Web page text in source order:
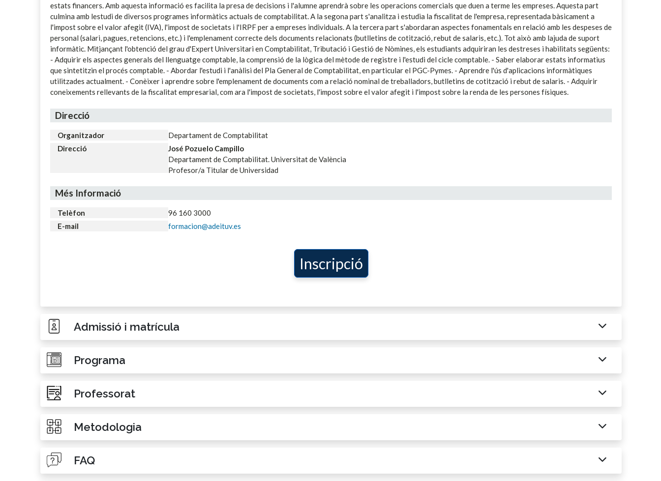
estats financers. Amb aquesta informació es facilita la presa de decisions i l'alumne aprendrà sobre les operacions comercials que duen a terme les empreses. Aquesta part
culmina amb lestudi de diversos programes informàtics actuals de comptabilitat. A la segona part s'analitza i estudia la fiscalitat de l'empresa, representada bàsicament a
l'impost sobre el valor afegit (IVA), l'impost de societats i l'IRPF per a empreses individuals. A la tercera part s'abordaran aspectes fonamentals en relació amb les despeses de
personal (salari, pagues, retencions, etc.) i l'emplenament correcte dels documents relacionats (butlletins de cotització, rebut de salaris, etc.). Tot això amb lajuda de suport
informàtic. Mitjançant l'obtenció del grau d'Expert Universitari en Comptabilitat, Tributació i Gestió de Nòmines, els estudiants adquiriran les destreses i habilitats següents:
- Adquirir els aspectes generals del llenguatge comptable, la comprensió de la lògica del mètode de registre i l'estudi del cicle comptable. - Saber elaborar estats informatius
que sintetitzin el procés comptable. - Abordar l'estudi i l'anàlisi del Pla General de Comptabilitat, en particular el PGC-Pymes. - Aprendre l'ús d'aplicacions informàtiques
utilitzades actualment. - Conèixer i aprendre sobre l'emplenament de documents com a relació nominal de treballadors, butlletins de cotització i rebut de salaris. - Adquirir
coneixements rellevants de la fiscalitat empresarial, com ara l'impost de societats, l'impost sobre el valor afegit i l'impost sobre la renda de les persones físiques.
Direcció
Organitzador
Departament de Comptabilitat
Direcció
José Pozuelo Campillo
Departament de Comptabilitat. Universitat de València
Profesor/a Titular de Universidad
Més Informació
Telèfon
96 160 3000
E-mail
formacion@adeituv.es
Inscripció
Admissió i matrícula
Programa
Professorat
Metodologia
FAQ